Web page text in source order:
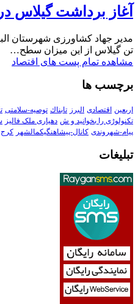
آغاز برداشت گیلاس
تن گیلاس از این میزان سطح…
مشاهده تمام پست های اقتصاد
برچسب ها
اربعین اقتصادی البرز تابناك توصیه-سلامتی
تکنولوڑی را بخوانید و ش دهیاری ملک فالیز
پیام-شهروندی کانال-پیشاهنگیکمالشهر کرج
تبلیغات